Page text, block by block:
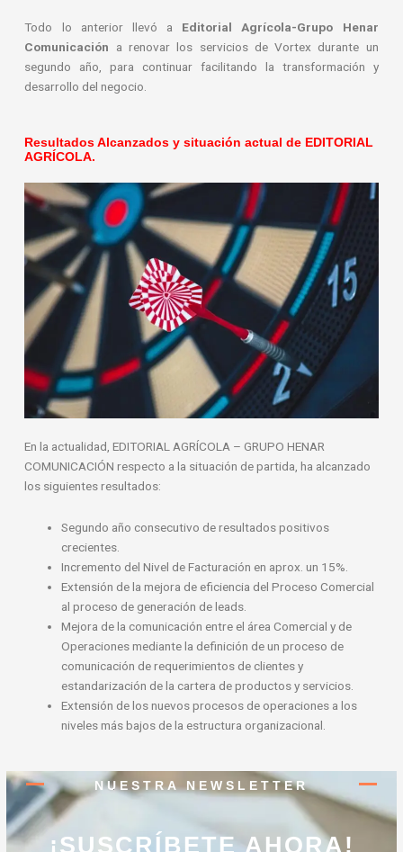
Todo lo anterior llevó a Editorial Agrícola-Grupo Henar
Comunicación a renovar los servicios de Vortex durante un
segundo año, para continuar facilitando la transformación y
desarrollo del negocio.
Resultados Alcanzados y situación actual de EDITORIAL
AGRÍCOLA.
En la actualidad, EDITORIAL AGRÍCOLA – GRUPO HENAR
COMUNICACIÓN respecto a la situación de partida, ha alcanzado
los siguientes resultados:
Segundo año consecutivo de resultados positivos
crecientes.
Incremento del Nivel de Facturación en aprox. un 15%.
Extensión de la mejora de eficiencia del Proceso Comercial
al proceso de generación de leads.
Mejora de la comunicación entre el área Comercial y de
Operaciones mediante la definición de un proceso de
comunicación de requerimientos de clientes y
estandarización de la cartera de productos y servicios.
Extensión de los nuevos procesos de operaciones a los
niveles más bajos de la estructura organizacional.
NUESTRA NEWSLETTER
¡SUSCRÍBETE AHORA!